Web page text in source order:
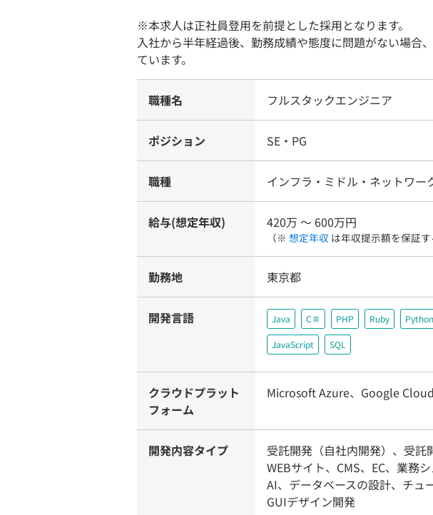
※本求人は正社員登用を前提とした採用となります。
入社から半年経過後、勤務成績や態度に問題がない場合
ています。
職種名 フルスタックエンジニア
ポジション SE・PG
職種 インフラ・ミドル・ネットワー
給与(想定年収) 420万 〜 600万円
（※ 想定年収 は年収提示額を保証す
勤務地 東京都
開発言語 Java C＃ PHP Ruby
JavaScript SQL
クラウドプラット
フォーム
Microsoft Azure、Google
開発内容タイプ
受託開発（自社内開発）、受託
WEBサイト、CMS、EC、業務
AI、データベースの設計、チュ
GUIデザイン開発